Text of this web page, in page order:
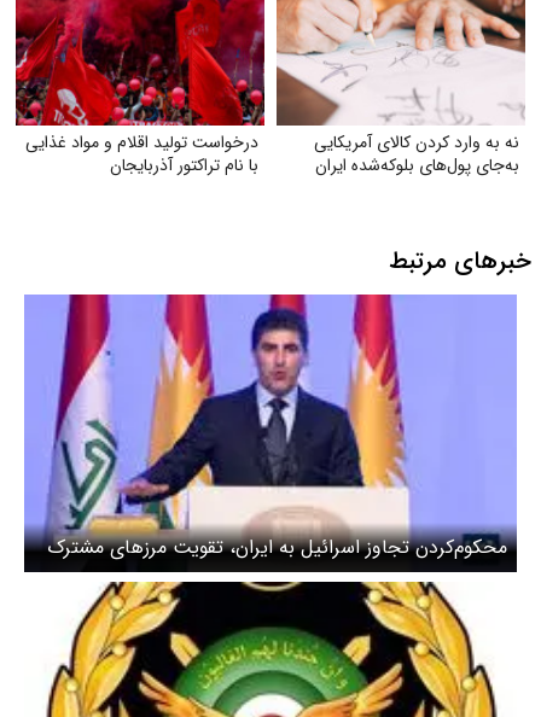
نه به وارد کردن کالای آمریکایی
به‌جای پول‌های بلوکه‌شده ایران
درخواست تولید اقلام و مواد غذایی
با نام تراکتور آذربایجان
خبرهای مرتبط
محکوم‌کردن تجاوز اسرائیل به ایران، تقویت مرزهای مشترک
و جلوگیری از تحرکات احزاب کُردی